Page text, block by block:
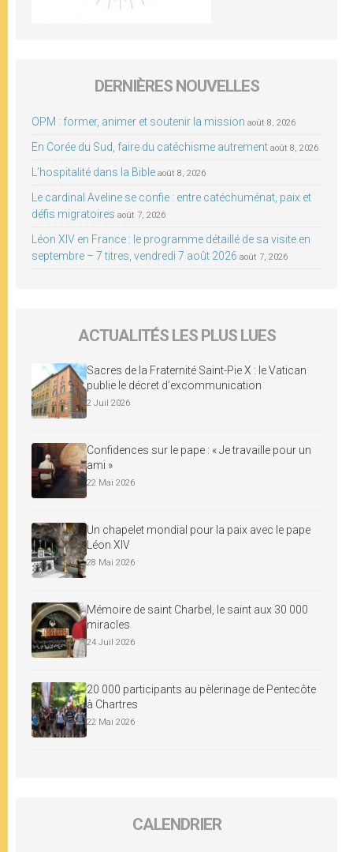
DERNIÈRES NOUVELLES
OPM : former, animer et soutenir la mission août 8, 2026
En Corée du Sud, faire du catéchisme autrement août 8, 2026
L’hospitalité dans la Bible août 8, 2026
Le cardinal Aveline se confie : entre catéchuménat, paix et
défis migratoires août 7, 2026
Léon XIV en France : le programme détaillé de sa visite en
septembre – 7 titres, vendredi 7 août 2026 août 7, 2026
ACTUALITÉS LES PLUS LUES
Sacres de la Fraternité Saint-Pie X : le Vatican
publie le décret d’excommunication
2 Juil 2026
Confidences sur le pape : « Je travaille pour un
ami »
22 Mai 2026
Un chapelet mondial pour la paix avec le pape
Léon XIV
28 Mai 2026
Mémoire de saint Charbel, le saint aux 30 000
miracles
24 Juil 2026
20 000 participants au pèlerinage de Pentecôte
à Chartres
22 Mai 2026
CALENDRIER